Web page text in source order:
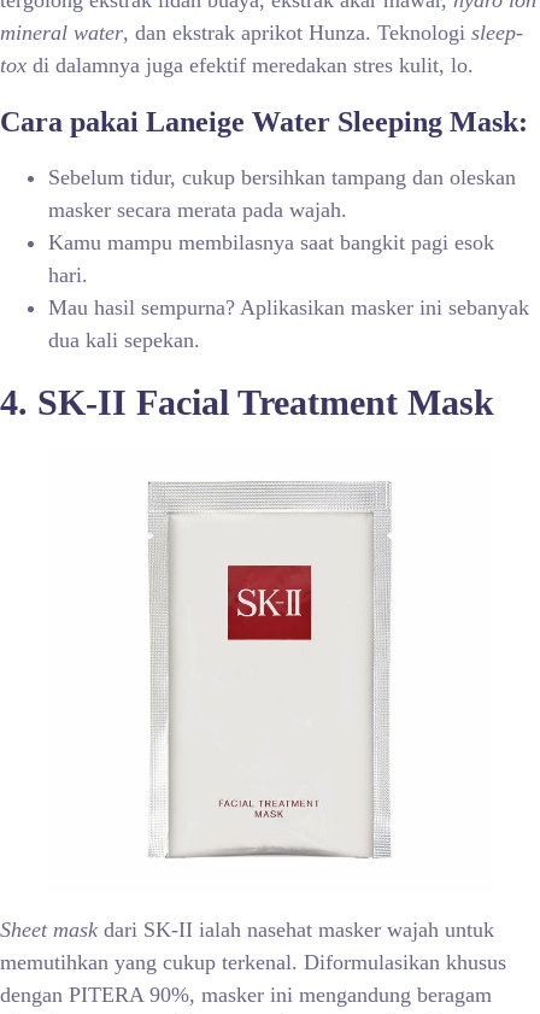
mineral water, dan ekstrak aprikot Hunza. Teknologi sleep-
tox di dalamnya juga efektif meredakan stres kulit, lo.
Cara pakai Laneige Water Sleeping Mask:
Sebelum tidur, cukup bersihkan tampang dan oleskan
masker secara merata pada wajah.
Kamu mampu membilasnya saat bangkit pagi esok
hari.
Mau hasil sempurna? Aplikasikan masker ini sebanyak
dua kali sepekan.
4. SK-II Facial Treatment Mask
Sheet mask dari SK-II ialah nasehat masker wajah untuk
memutihkan yang cukup terkenal. Diformulasikan khusus
dengan PITERA 90%, masker ini mengandung beragam